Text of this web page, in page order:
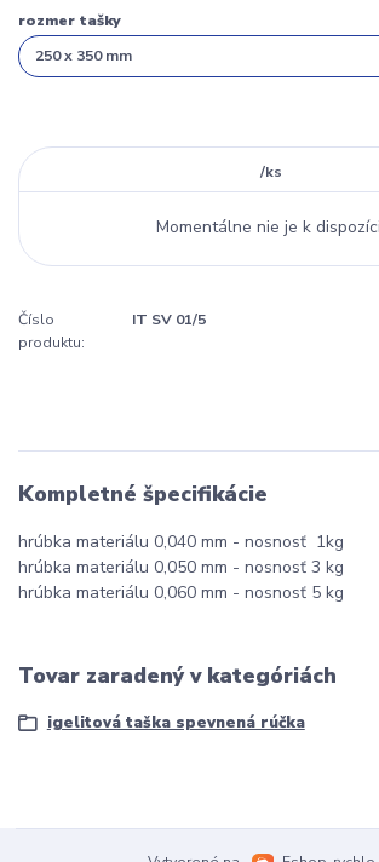
rozmer tašky
/ks
Momentálne nie je k
Číslo
produktu:
IT SV 01/5
Kompletné špecifikácie
hrúbka materiálu 0,040 mm - nosnosť 1kg
hrúbka materiálu 0,050 mm - nosnosť 3 kg
hrúbka materiálu 0,060 mm - nosnosť 5 kg
Tovar zaradený v kategóriách
igelitová taška spevnená rúčka